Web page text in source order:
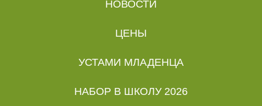
НОВОСТИ
ЦЕНЫ
УСТАМИ МЛАДЕНЦА
НАБОР В ШКОЛУ 2026